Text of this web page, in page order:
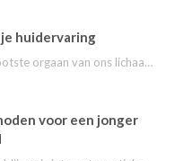
huidervaring
De huid is het grootste orgaan van ons lichaam en speelt een essentiële rol in…
voor een jonger